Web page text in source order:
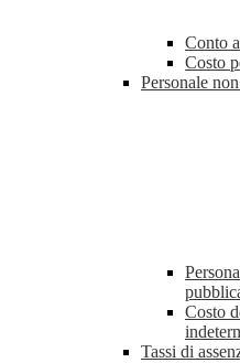
Conto
Costo
Personale
Costo
Tassi di